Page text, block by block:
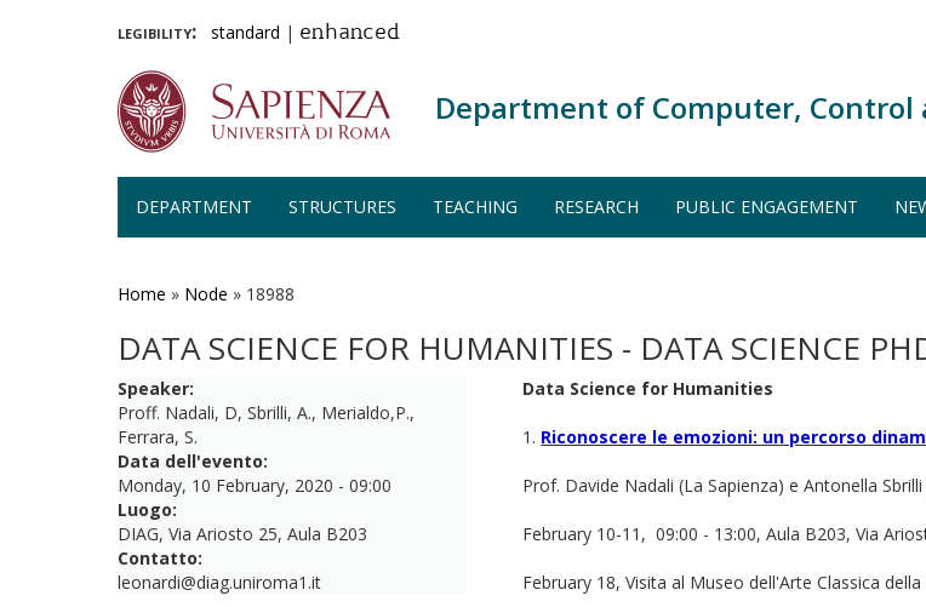
legibility: standard | enhanced
Department of Computer,
DEPARTMENT STRUCTURES TEACHING RESEARCH PUBLIC ENGAGEMENT
Home » Node » 18988
DATA SCIENCE FOR HUMANITIES - DATA SCIENCE
Speaker:
Proff. Nadali, D, Sbrilli, A., Merialdo,P.,
Ferrara, S.
Data dell'evento:
Monday, 10 February, 2020 - 09:00
Luogo:
DIAG, Via Ariosto 25, Aula B203
Contatto:
leonardi@diag.uniroma1.it
Data Science for Humanities
1. Riconoscere le emozioni: un percorso
Prof. Davide Nadali (La Sapienza) e Antonella
February 10-11, 09:00 - 13:00, Aula B203, Via
February 18, Visita al Museo dell'Arte Classica della